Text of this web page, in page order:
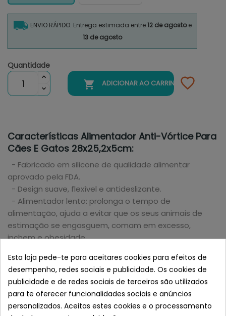
ENVIO RÁPIDO: Entrega estimada entre12 de agostoe
13 de agosto
Quantidade
 ADICIONAR AO CARRINHO
Características Alimentador Anti-Vórtice Para
Cães E Gatos 28x25,2x5cm:
- Fabricado em silicone de qualidade alimentar
aprovado pela FDA.
- Design suave, flexível e antideslizante.
- Alimentador lento: prolonga o tempo de
alimentação, ajuda a evitar que os seus animais de
estimação se engasguem, comam em excesso,
inchem e obesidade.
refeição normal.
- Tamanho: 28x25,2x5cm
- Fácil de limpar: o silicone seguro na máquina de lavar
louça é rápido e fácil de limpar, obtenha agora a tigela
de alimentação lenta para os seus adoráveis animais
Esta loja pede-te para aceitares cookies para efeitos de
desempenho, redes sociais e publicidade. Os cookies de
publicidade e de redes sociais de terceiros são utilizados
para te oferecer funcionalidades sociais e anúncios
personalizados. Aceitas estes cookies e o processamento